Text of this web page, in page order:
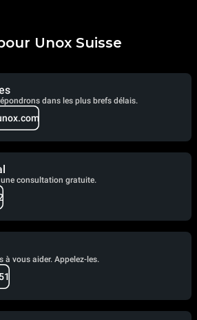
Unox Suisse
dans les plus brefs délais.
consultation gratuite.
à vous aider. Appelez-les.